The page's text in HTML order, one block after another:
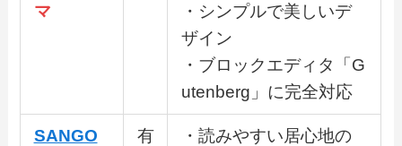
マ
・シンプルで美しいデ
ザイン
・ブロックエディタ「G
utenberg」に完全対応
SANGO
有
・読みやすい居心地の